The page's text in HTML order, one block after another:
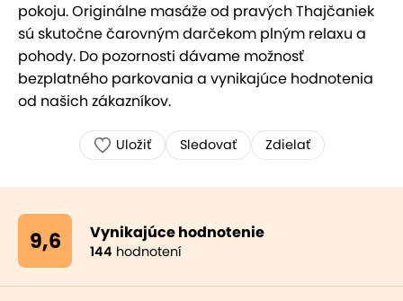
pokoju. Originálne masáže od pravých Thajčaniek
sú skutočne čarovným darčekom plným relaxu a
pohody. Do pozornosti dávame možnosť
bezplatného parkovania a vynikajúce hodnotenia
od našich zákazníkov.
Uložiť Sledovať Zdielať
9,6 Vynikajúce hodnotenie
144 hodnotení